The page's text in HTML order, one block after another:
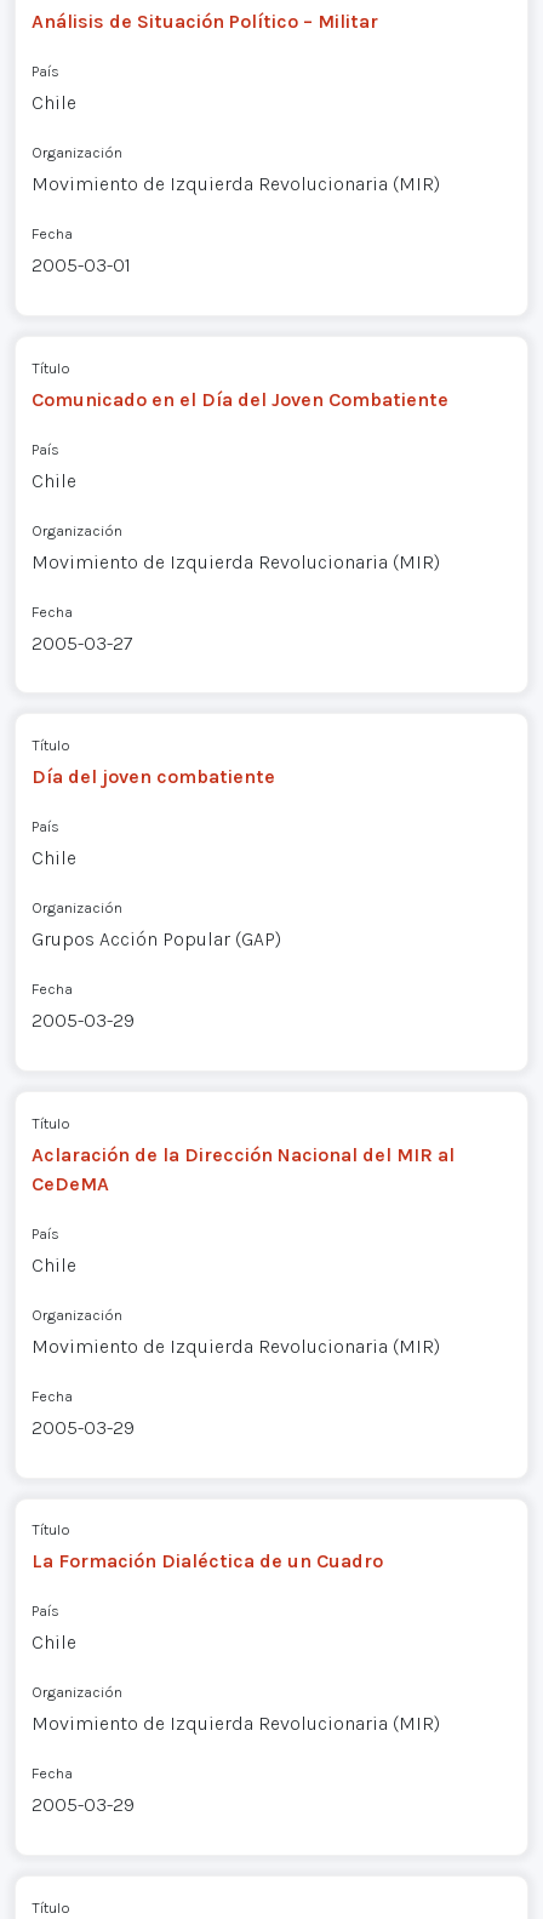
Análisis de Situación Político – Militar
País
Chile
Organización
Movimiento de Izquierda Revolucionaria (MIR)
Fecha
2005-03-01
Título
Comunicado en el Día del Joven Combatiente
País
Chile
Organización
Movimiento de Izquierda Revolucionaria (MIR)
Fecha
2005-03-27
Título
Día del joven combatiente
País
Chile
Organización
Grupos Acción Popular (GAP)
Fecha
2005-03-29
Título
Aclaración de la Dirección Nacional del MIR al
CeDeMA
País
Chile
Organización
Movimiento de Izquierda Revolucionaria (MIR)
Fecha
2005-03-29
Título
La Formación Dialéctica de un Cuadro
País
Chile
Organización
Movimiento de Izquierda Revolucionaria (MIR)
Fecha
2005-03-29
Título